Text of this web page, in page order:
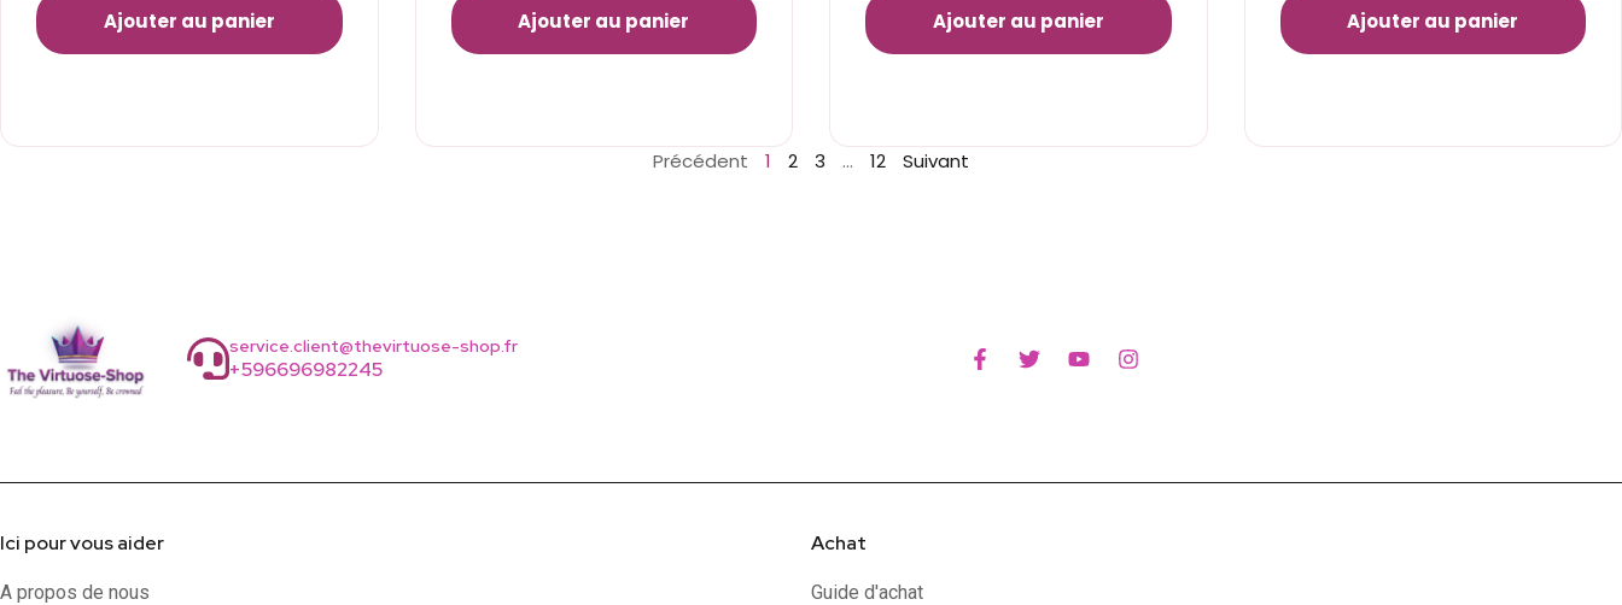
Ajouter au panier Ajouter au panier Ajouter au panier Ajouter au panier
Précédent 1 2 3 … 12 Suivant
service.client@thevirtuose-shop.fr
+596696982245
Ici pour vous aider
A propos de nous
Achat
Guide d'achat